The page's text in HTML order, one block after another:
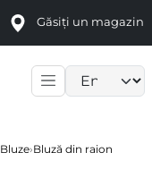
Găsiți un magazin
Bluze›Bluză din raion